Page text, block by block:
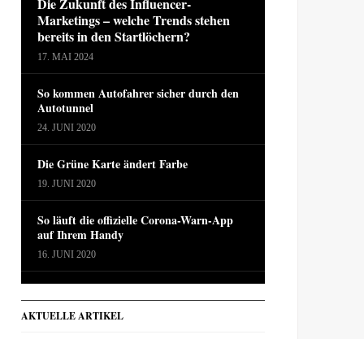
Marketings – welche Trends stehen
bereits in den Startlöchern?
17. MAI 2024
So kommen Autofahrer sicher durch den
Autotunnel
24. JUNI 2020
Die Grüne Karte ändert Farbe
19. JUNI 2020
So läuft die offizielle Corona-Warn-App
auf Ihrem Handy
16. JUNI 2020
AKTUELLE ARTIKEL